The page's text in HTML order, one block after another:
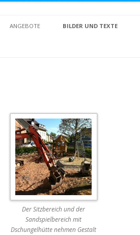
ANGEBOTE BILDER UND TEXTE
Der Sitzbereich und der
Sandspielbereich mit
Dschungelhütte nehmen Gestalt